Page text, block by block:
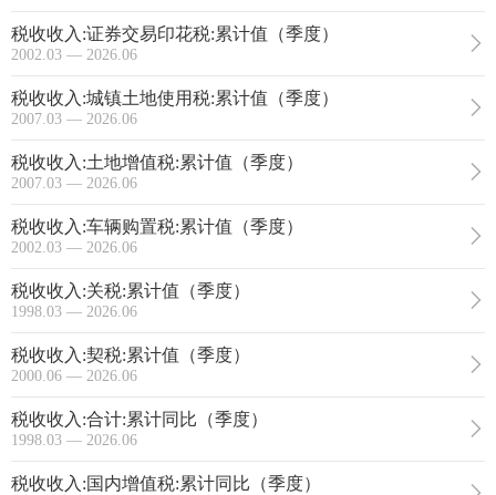
税收收入:证券交易印花税:累计值（季度）
2002.03 — 2026.06
税收收入:城镇土地使用税:累计值（季度）
2007.03 — 2026.06
税收收入:土地增值税:累计值（季度）
2007.03 — 2026.06
税收收入:车辆购置税:累计值（季度）
2002.03 — 2026.06
税收收入:关税:累计值（季度）
1998.03 — 2026.06
税收收入:契税:累计值（季度）
2000.06 — 2026.06
税收收入:合计:累计同比（季度）
1998.03 — 2026.06
税收收入:国内增值税:累计同比（季度）